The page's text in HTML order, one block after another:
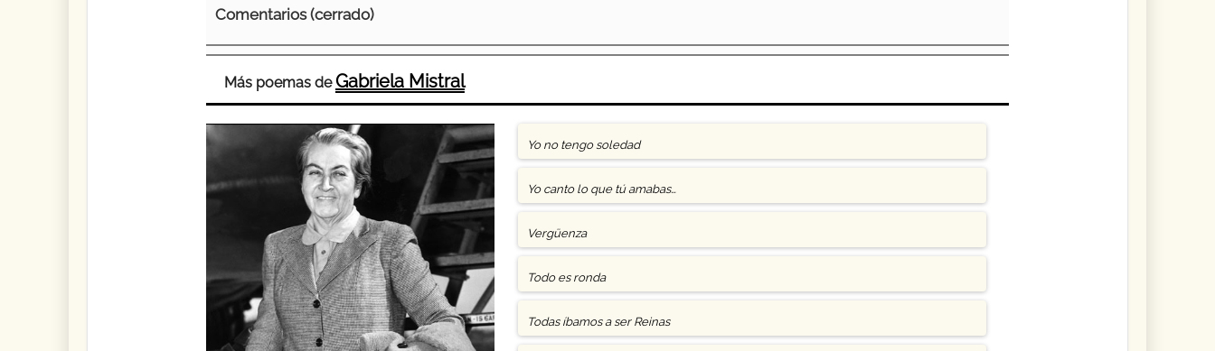
Comentarios (cerrado)
Más poemas deGabriela Mistral
Yo no tengo soledad
Yo canto lo que tú amabas…
Vergüenza
Todo es ronda
Todas íbamos a ser Reinas